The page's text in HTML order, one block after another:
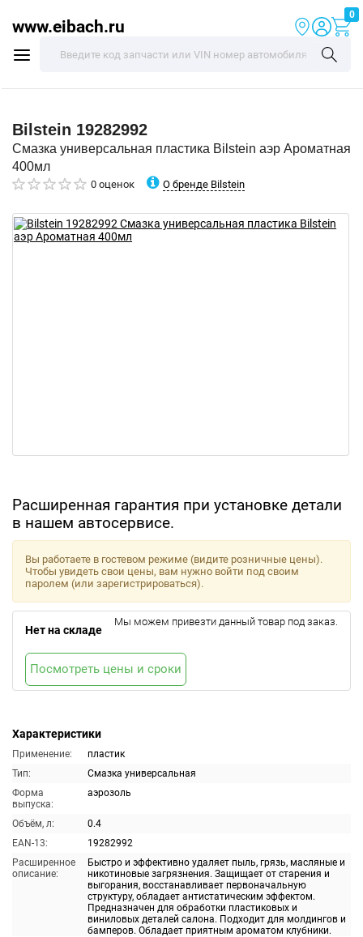
www.eibach.ru
0
Bilstein 19282992
Смазка универсальная пластика Bilstein аэр Ароматная
400мл
0 оценок О бренде Bilstein
Расширенная гарантия при установке детали
в нашем автосервисе.
Характеристики
Применение:
пластик
Тип:
Смазка универсальная
Форма
выпуска:
аэрозоль
Объём, л:
0.4
EAN-13:
19282992
Расширенное
описание:
Быстро и эффективно удаляет пыль, грязь, масляные и
никотиновые загрязнения. Защищает от старения и
выгорания, восстанавливает первоначальную
структуру, обладает антистатическим эффектом.
Предназначен для обработки пластиковых и
виниловых деталей салона. Подходит для молдингов и
бамперов. Обладает приятным ароматом клубники.
Вы работаете в гостевом режиме (видите розничные цены).
Чтобы увидеть свои цены, вам нужно войти под своим
паролем (или зарегистрироваться).
Нет на складе
Мы можем привезти данный товар под заказ.
Посмотреть цены и сроки